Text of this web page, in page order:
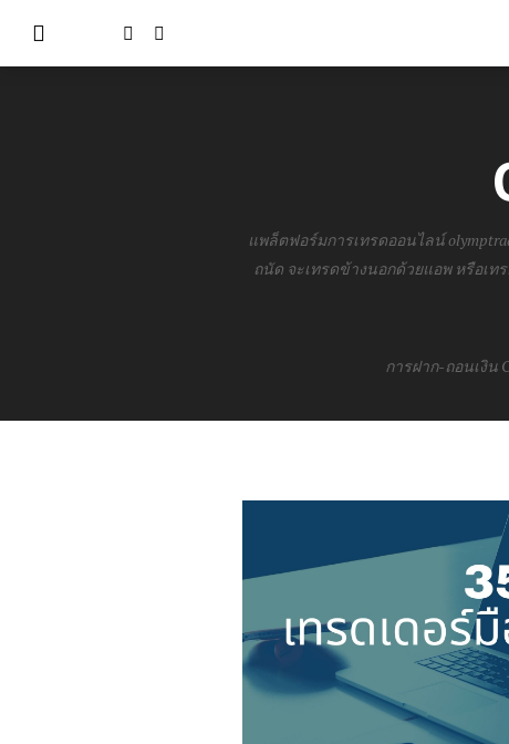
แพล็ตฟอร์มการเทรดออนไลน์
ถนัด จะเทรดข้างนอกด้วยแอพ หรือเ
การฝาก-ถอนเงิน